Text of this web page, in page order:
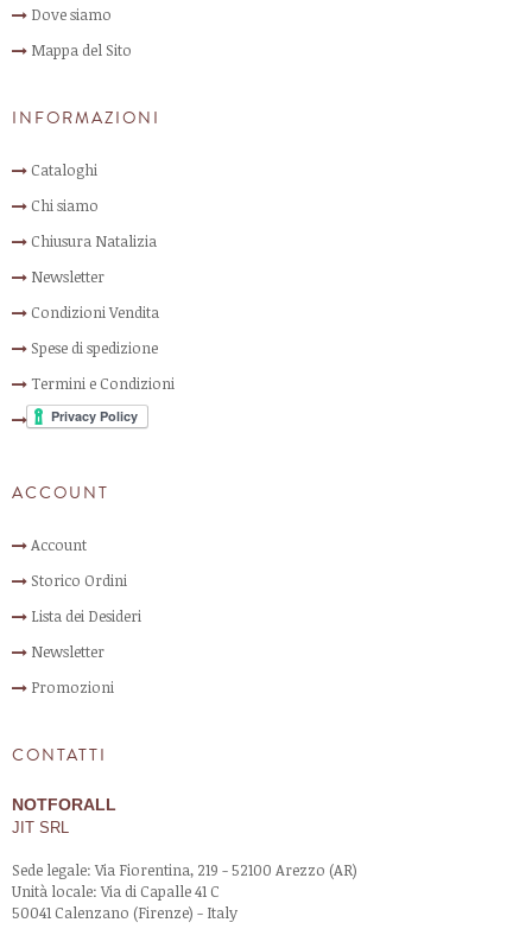
Dove siamo
Mappa del Sito
INFORMAZIONI
Cataloghi
Chi siamo
Chiusura Natalizia
Newsletter
Condizioni Vendita
Spese di spedizione
Termini e Condizioni
ACCOUNT
Account
Storico Ordini
Lista dei Desideri
Newsletter
Promozioni
CONTATTI
NOTFORALL
JIT SRL
Sede legale: Via Fiorentina, 219 - 52100 Arezzo (AR)
Unità locale: Via di Capalle 41 C
50041 Calenzano (Firenze) - Italy